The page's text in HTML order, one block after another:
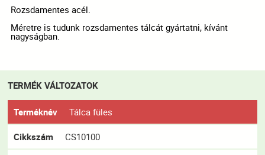
Rozsdamentes acél.
Méretre is tudunk rozsdamentes tálcát gyártatni, kívánt
nagyságban.
TERMÉK VÁLTOZATOK
Terméknév Tálca füles
Cikkszám CS10100